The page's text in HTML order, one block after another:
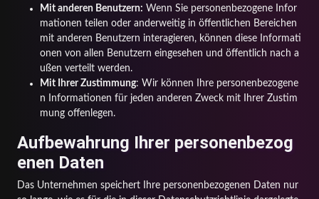
Mit anderen Benutzern: Wenn Sie personenbezogene Infor
mationen teilen oder anderweitig in öffentlichen Bereichen
mit anderen Benutzern interagieren, können diese Informati
onen von allen Benutzern eingesehen und öffentlich nach a
ußen verteilt werden.
Mit Ihrer Zustimmung: Wir können Ihre personenbezogene
n Informationen für jeden anderen Zweck mit Ihrer Zustim
mung offenlegen.
Aufbewahrung Ihrer personenbezog
enen Daten
Das Unternehmen speichert Ihre personenbezogenen Daten nur